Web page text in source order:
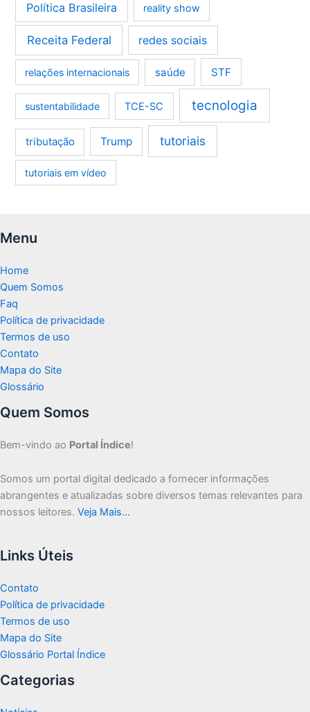
Política Brasileira reality show
Receita Federal redes sociais
relações internacionais saúde STF
sustentabilidade TCE-SC tecnologia
tributação Trump tutoriais
tutoriais em vídeo
Menu
Home
Quem Somos
Faq
Política de privacidade
Termos de uso
Contato
Mapa do Site
Glossário
Quem Somos
Bem-vindo ao Portal Índice!
Somos um portal digital dedicado a fornecer informações
abrangentes e atualizadas sobre diversos temas relevantes para
nossos leitores. Veja Mais…
Links Úteis
Contato
Política de privacidade
Termos de uso
Mapa do Site
Glossário Portal Índice
Categorias